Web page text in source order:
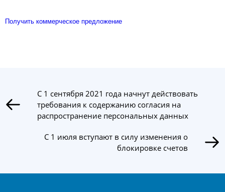
Получить коммерческое предложение
С 1 сентября 2021 года начнут действовать
требования к содержанию согласия на
распространение персональных данных
С 1 июля вступают в силу изменения о
блокировке счетов